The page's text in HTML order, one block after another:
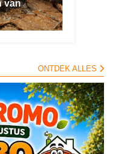
van
ONTDEK ALLES